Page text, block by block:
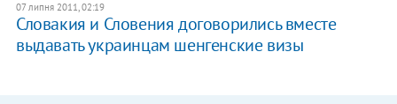
07 липня 2011, 02:19
Словакия и Словения договорились вместе
выдавать украинцам шенгенские визы